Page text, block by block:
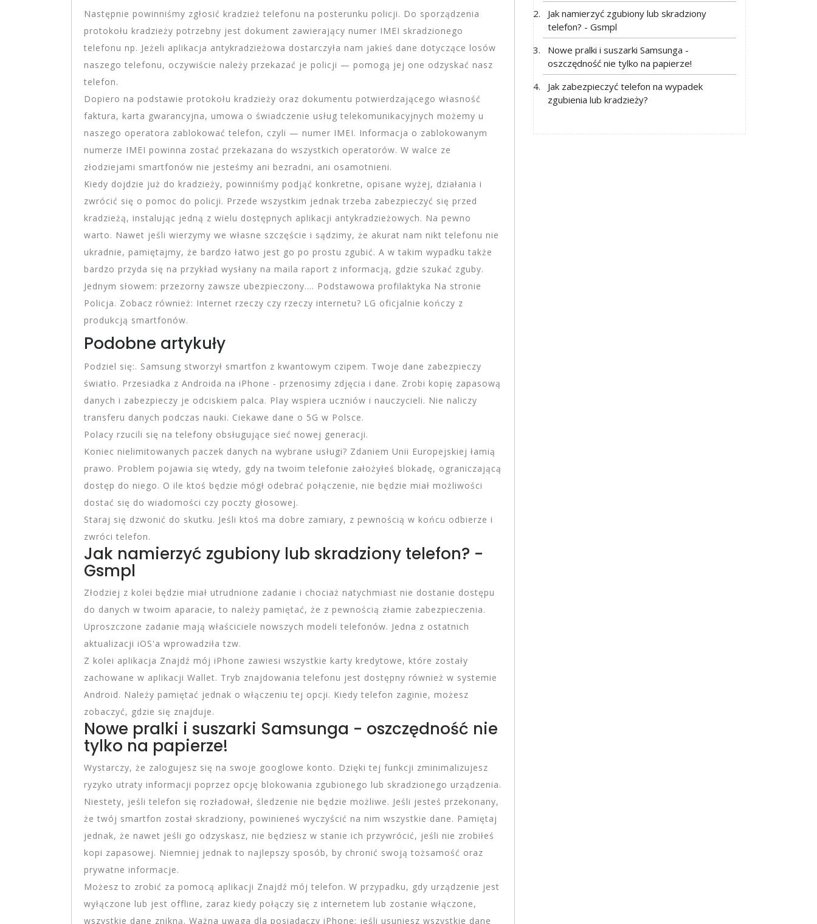
Następnie powinniśmy zgłosić kradzież telefonu na posterunku policji. Do sporządzenia
protokołu kradzieży potrzebny jest dokument zawierający numer IMEI skradzionego
telefonu np. Jeżeli aplikacja antykradzieżowa dostarczyła nam jakieś dane dotyczące losów
naszego telefonu, oczywiście należy przekazać je policji — pomogą jej one odzyskać nasz
telefon.
Dopiero na podstawie protokołu kradzieży oraz dokumentu potwierdzającego własność
faktura, karta gwarancyjna, umowa o świadczenie usług telekomunikacyjnych możemy u
naszego operatora zablokować telefon, czyli — numer IMEI. Informacja o zablokowanym
numerze IMEI powinna zostać przekazana do wszystkich operatorów. W walce ze
złodziejami smartfonów nie jesteśmy ani bezradni, ani osamotnieni.
Kiedy dojdzie już do kradzieży, powinniśmy podjąć konkretne, opisane wyżej, działania i
zwrócić się o pomoc do policji. Przede wszystkim jednak trzeba zabezpieczyć się przed
kradzieżą, instalując jedną z wielu dostępnych aplikacji antykradzieżowych. Na pewno
warto. Nawet jeśli wierzymy we własne szczęście i sądzimy, że akurat nam nikt telefonu nie
ukradnie, pamiętajmy, że bardzo łatwo jest go po prostu zgubić. A w takim wypadku także
bardzo przyda się na przykład wysłany na maila raport z informacją, gdzie szukać zguby.
Jednym słowem: przezorny zawsze ubezpieczony…. Podstawowa profilaktyka Na stronie
Policja. Zobacz również: Internet rzeczy czy rzeczy internetu? LG oficjalnie kończy z
produkcją smartfonów.
Podobne artykuły
Podziel się:. Samsung stworzył smartfon z kwantowym czipem. Twoje dane zabezpieczy
światło. Przesiadka z Androida na iPhone - przenosimy zdjęcia i dane. Zrobi kopię zapasową
danych i zabezpieczy je odciskiem palca. Play wspiera uczniów i nauczycieli. Nie naliczy
transferu danych podczas nauki. Ciekawe dane o 5G w Polsce.
Polacy rzucili się na telefony obsługujące sieć nowej generacji.
Koniec nielimitowanych paczek danych na wybrane usługi? Zdaniem Unii Europejskiej łamią
prawo. Problem pojawia się wtedy, gdy na twoim telefonie założyłeś blokadę, ograniczającą
dostęp do niego. O ile ktoś będzie mógł odebrać połączenie, nie będzie miał możliwości
dostać się do wiadomości czy poczty głosowej.
Staraj się dzwonić do skutku. Jeśli ktoś ma dobre zamiary, z pewnością w końcu odbierze i
zwróci telefon.
Jak namierzyć zgubiony lub skradziony telefon? -
Gsmpl
Złodziej z kolei będzie miał utrudnione zadanie i chociaż natychmiast nie dostanie dostępu
do danych w twoim aparacie, to należy pamiętać, że z pewnością złamie zabezpieczenia.
Uproszczone zadanie mają właściciele nowszych modeli telefonów. Jedna z ostatnich
aktualizacji iOS'a wprowadziła tzw.
Z kolei aplikacja Znajdź mój iPhone zawiesi wszystkie karty kredytowe, które zostały
zachowane w aplikacji Wallet. Tryb znajdowania telefonu jest dostępny również w systemie
Android. Należy pamiętać jednak o włączeniu tej opcji. Kiedy telefon zaginie, możesz
zobaczyć, gdzie się znajduje.
Nowe pralki i suszarki Samsunga - oszczędność nie
tylko na papierze!
Wystarczy, że zalogujesz się na swoje googlowe konto. Dzięki tej funkcji zminimalizujesz
ryzyko utraty informacji poprzez opcję blokowania zgubionego lub skradzionego urządzenia.
Niestety, jeśli telefon się rozładował, śledzenie nie będzie możliwe. Jeśli jesteś przekonany,
że twój smartfon został skradziony, powinieneś wyczyścić na nim wszystkie dane. Pamiętaj
jednak, że nawet jeśli go odzyskasz, nie będziesz w stanie ich przywrócić, jeśli nie zrobiłeś
kopi zapasowej. Niemniej jednak to najlepszy sposób, by chronić swoją tożsamość oraz
prywatne informacje.
Możesz to zrobić za pomocą aplikacji Znajdź mój telefon. W przypadku, gdy urządzenie jest
wyłączone lub jest offline, zaraz kiedy połączy się z internetem lub zostanie włączone,
wszystkie dane znikną. Ważna uwaga dla posiadaczy iPhone: jeśli usuniesz wszystkie dane
Jak namierzyć zgubiony lub skradziony
telefon? - Gsmpl
Nowe pralki i suszarki Samsunga -
oszczędność nie tylko na papierze!
Jak zabezpieczyć telefon na wypadek
zgubienia lub kradzieży?